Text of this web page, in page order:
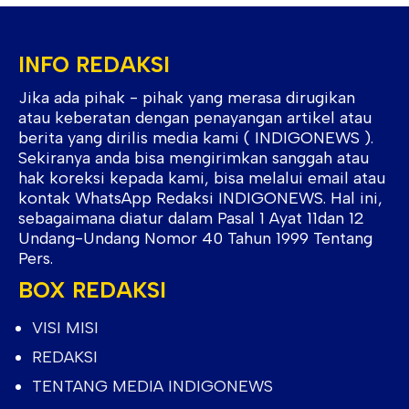
INFO REDAKSI
Jika ada pihak - pihak yang merasa dirugikan
atau keberatan dengan penayangan artikel atau
berita yang dirilis media kami ( INDIGONEWS ).
Sekiranya anda bisa mengirimkan sanggah atau
hak koreksi kepada kami, bisa melalui email atau
kontak WhatsApp Redaksi INDIGONEWS. Hal ini,
sebagaimana diatur dalam Pasal 1 Ayat 11dan 12
Undang-Undang Nomor 40 Tahun 1999 Tentang
Pers.
BOX REDAKSI
VISI MISI
REDAKSI
TENTANG MEDIA INDIGONEWS